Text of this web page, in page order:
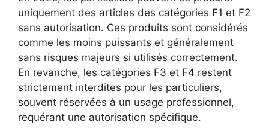
uniquement des articles des catégories F1 et F2
sans autorisation. Ces produits sont considérés
comme les moins puissants et généralement
sans risques majeurs si utilisés correctement.
En revanche, les catégories F3 et F4 restent
strictement interdites pour les particuliers,
souvent réservées à un usage professionnel,
requérant une autorisation spécifique.